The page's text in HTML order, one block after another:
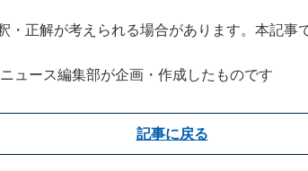
・正解が考えられる場合があります。本記事
ュース編集部が企画・作成したものです
記事に戻る